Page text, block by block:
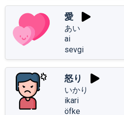
愛
あい
ai
sevgi
怒り
いかり
ikari
öfke